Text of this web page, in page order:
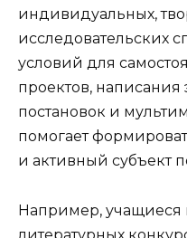
индивидуальных,
исследовательских
условий для
проектов, написания
постановок и
помогает
и активный субъект
Например, учащиеся
литературных